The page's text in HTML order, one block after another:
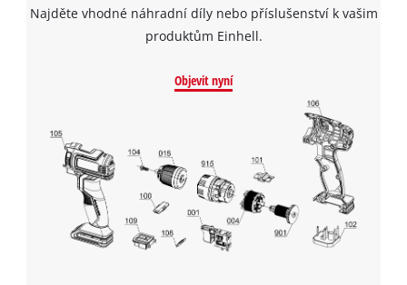
potřebujeme váš souhlas!
to trackers that are not disclosed to the
visitor. The website owner needs to setup
the site with their CMP to add this content
to the list of technologies used.
Powered by
Usercentrics Consent
Management Platform
Najděte vhodné náhradní díly nebo příslušenství k vašim
produktům Einhell.
Objevit nyní